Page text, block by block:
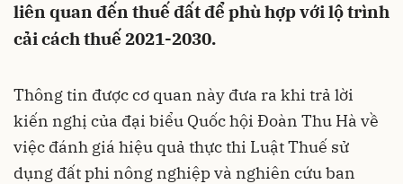
liên quan đến thuế đất để phù hợp với lộ trình
cải cách thuế 2021-2030.
Thông tin được cơ quan này đưa ra khi trả lời
kiến nghị của đại biểu Quốc hội Đoàn Thu Hà về
việc đánh giá hiệu quả thực thi Luật Thuế sử
dụng đất phi nông nghiệp và nghiên cứu ban